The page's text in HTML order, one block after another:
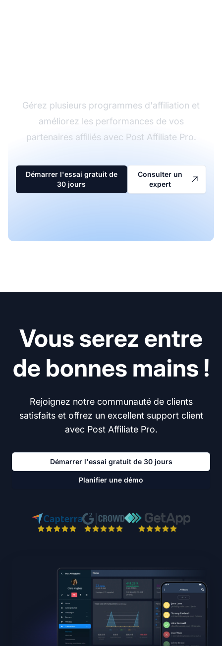
Gérez plusieurs programmes d'affiliation et
améliorez les performances de vos
partenaires affiliés avec Post Affiliate Pro.
Démarrer l'essai gratuit de
30 jours
Consulter un
expert
Vous serez entre
de bonnes mains !
Rejoignez notre communauté de clients
satisfaits et offrez un excellent support client
avec Post Affiliate Pro.
Démarrer l'essai gratuit de 30 jours
Planifier une démo